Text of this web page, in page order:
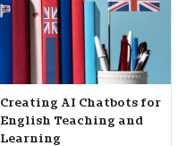
Изображение курса
Название курса
Creating AI Chatbots for
English Teaching and
Learning